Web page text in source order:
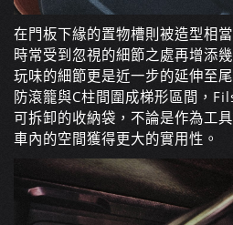
在門板下緣的置物槽則被造型相
時常受到忽視的細節之處再增添
玩味的細節更是近一步的延伸至
防滾籠與C柱間圍成梯形區間，
可拆卸的收納袋，不論是作為工
車內的空間獲得更大的實用性。